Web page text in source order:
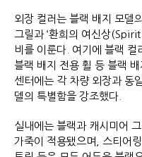
외장 컬러는 블랙 배지 모델
그릴과 ‘환희의 여신상
비를 이룬다. 여기에 블랙
블랙 배지 전용 휠 등 블랙
센터에는 각 차량 외장과 동
델의 특별함을 강조했다.
실내에는 블랙과 캐시미어
가죽이 적용됐으며, 스티어